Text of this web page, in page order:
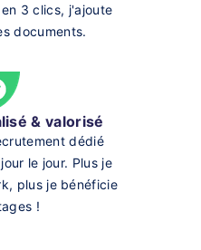
3 clics, j'ajoute
documents.
& valorisé
dédié
le jour. Plus je
plus je bénéficie
!